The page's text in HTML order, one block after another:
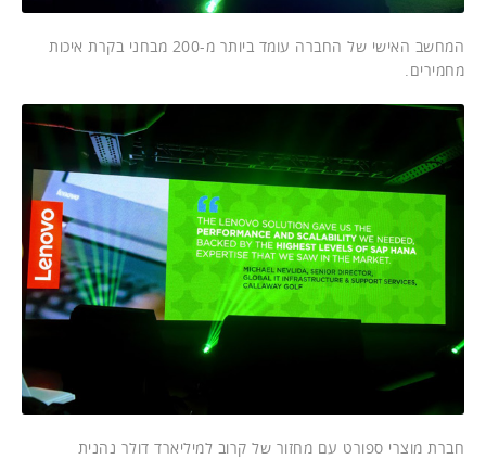
המחשב האישי של החברה עומד ביותר מ-200 מבחני בקרת איכות
מחמירים.
חברת מוצרי ספורט עם מחזור של קרוב למיליארד דולר נהנית